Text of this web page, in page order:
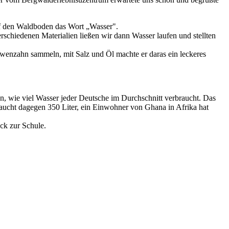
Waldboden das Wort „Wasser".
Materialien ließen wir dann Wasser laufen und stellten
sammeln, mit Salz und Öl machte er daras ein leckeres
wie viel Wasser jeder Deutsche im Durchschnitt verbraucht. Das
dagegen 350 Liter, ein Einwohner von Ghana in Afrika hat
zur Schule.